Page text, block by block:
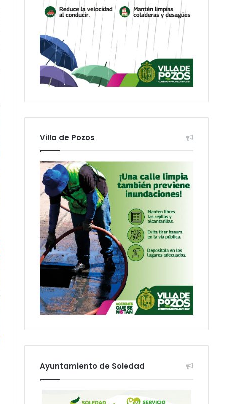
Villa de Pozos
Ayuntamiento de Soledad